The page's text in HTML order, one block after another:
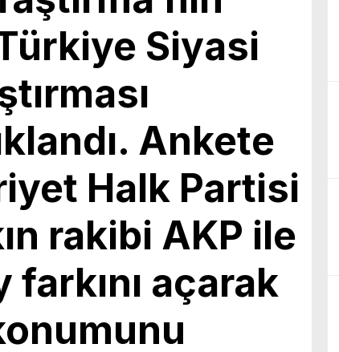
hayata geçireceğimiz çalışmalar üzerine verimli bir
Siyasi
Ankete
Halk Partisi
rakibi AKP ile
farkını açarak